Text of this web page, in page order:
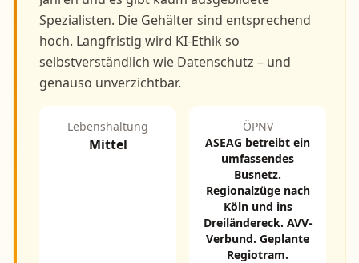
Spezialisten. Die Gehälter sind entsprechend
hoch. Langfristig wird KI-Ethik so
selbstverständlich wie Datenschutz – und
genauso unverzichtbar.
Lebenshaltung
Mittel
ÖPNV
ASEAG betreibt ein
umfassendes
Busnetz.
Regionalzüge nach
Köln und ins
Dreiländereck. AVV-
Verbund. Geplante
Regiotram.